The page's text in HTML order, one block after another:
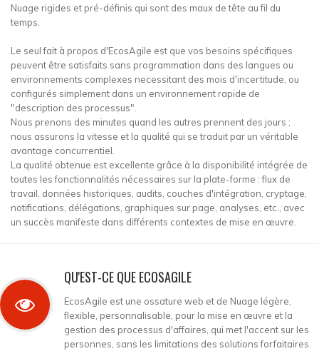
Nuage rigides et pré-définis qui sont des maux de tête au fil du
temps.
Le seul fait à propos d'EcosAgile est que vos besoins spécifiques
peuvent être satisfaits sans programmation dans des langues ou
environnements complexes necessitant des mois d'incertitude, ou
configurés simplement dans un environnement rapide de
"description des processus".
Nous prenons des minutes quand les autres prennent des jours ;
nous assurons la vitesse et la qualité qui se traduit par un véritable
avantage concurrentiel.
La qualité obtenue est excellente grâce à la disponibilité intégrée de
toutes les fonctionnalités nécessaires sur la plate-forme : flux de
travail, données historiques, audits, couches d'intégration, cryptage,
notifications, délégations, graphiques sur page, analyses, etc., avec
un succès manifeste dans différents contextes de mise en œuvre.
QU'EST-CE QUE ECOSAGILE
EcosAgile est une ossature web et de Nuage légère,
flexible, personnalisable, pour la mise en œuvre et la
gestion des processus d'affaires, qui met l'accent sur les
personnes, sans les limitations des solutions forfaitaires.